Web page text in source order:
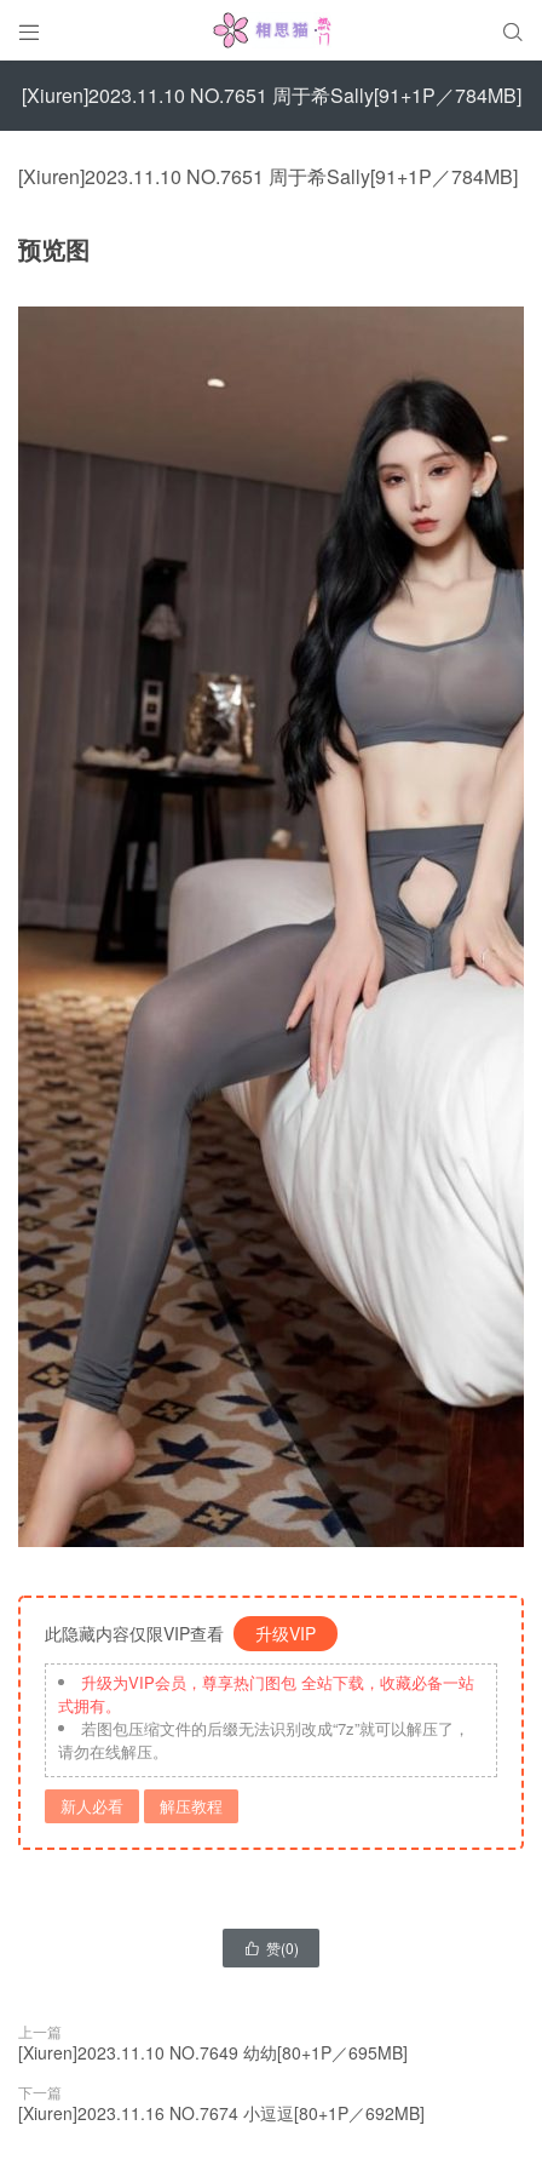
 
[Xiuren]2023.11.10 NO.7651 周于希Sally[91+1P／784MB]
[Xiuren]2023.11.10 NO.7651 周于希Sally[91+1P／784MB]
预览图
此隐藏内容仅限VIP查看 升级VIP
升级为VIP会员，尊享热门图包 全站下载，收藏必备一站
式拥有。
若图包压缩文件的后缀无法识别改成“7z”就可以解压了，
请勿在线解压。
新人必看 解压教程
 赞(0)
上一篇
[Xiuren]2023.11.10 NO.7649 幼幼[80+1P／695MB]
下一篇
[Xiuren]2023.11.16 NO.7674 小逗逗[80+1P／692MB]